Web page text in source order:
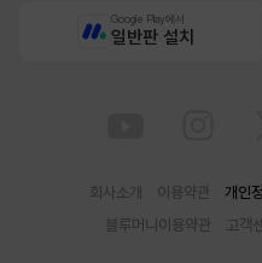
Google Play에서
일반판 설치
회사소개 이용약관 개인
블루머니이용약관
고객